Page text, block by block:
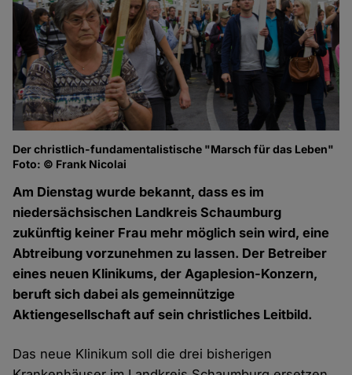
Der christlich-fundamentalistische "Marsch für das Leben"
Foto: © Frank Nicolai
Am Dienstag wurde bekannt, dass es im
niedersächsischen Landkreis Schaumburg
zukünftig keiner Frau mehr möglich sein wird, eine
Abtreibung vorzunehmen zu lassen. Der Betreiber
eines neuen Klinikums, der Agaplesion-Konzern,
beruft sich dabei als gemeinnützige
Aktiengesellschaft auf sein christliches Leitbild.
Das neue Klinikum soll die drei bisherigen